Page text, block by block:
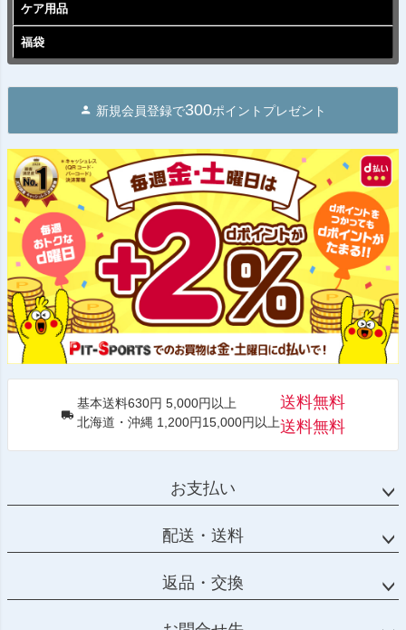
ケア用品
福袋
新規会員登録で300ポイントプレゼント
基本送料630円 5,000円以上
北海道・沖縄 1,200円15,000円以上
送料無料
送料無料
お支払い
配送・送料
返品・交換